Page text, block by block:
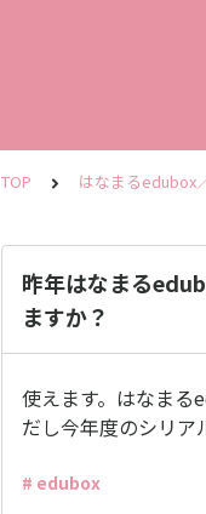
TOP はなまるedubox
昨年はなまる
ますか？
使えます。はなまる
だし今年度のシリア
# edubox